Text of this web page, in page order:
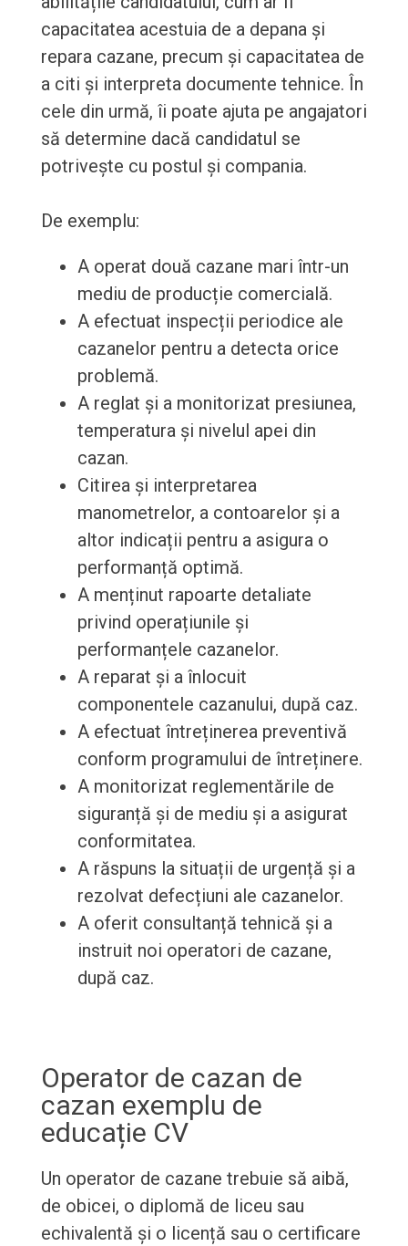
capacitatea acestuia de a depana și
repara cazane, precum și capacitatea de
a citi și interpreta documente tehnice. În
cele din urmă, îi poate ajuta pe angajatori
să determine dacă candidatul se
potrivește cu postul și compania.
De exemplu:
A operat două cazane mari într-un
mediu de producție comercială.
A efectuat inspecții periodice ale
cazanelor pentru a detecta orice
problemă.
A reglat și a monitorizat presiunea,
temperatura și nivelul apei din
cazan.
Citirea și interpretarea
manometrelor, a contoarelor și a
altor indicații pentru a asigura o
performanță optimă.
A menținut rapoarte detaliate
privind operațiunile și
performanțele cazanelor.
A reparat și a înlocuit
componentele cazanului, după caz.
A efectuat întreținerea preventivă
conform programului de întreținere.
A monitorizat reglementările de
siguranță și de mediu și a asigurat
conformitatea.
A răspuns la situații de urgență și a
rezolvat defecțiuni ale cazanelor.
A oferit consultanță tehnică și a
instruit noi operatori de cazane,
după caz.
Operator de cazan de
cazan exemplu de
educație CV
Un operator de cazane trebuie să aibă,
de obicei, o diplomă de liceu sau
echivalentă și o licență sau o certificare